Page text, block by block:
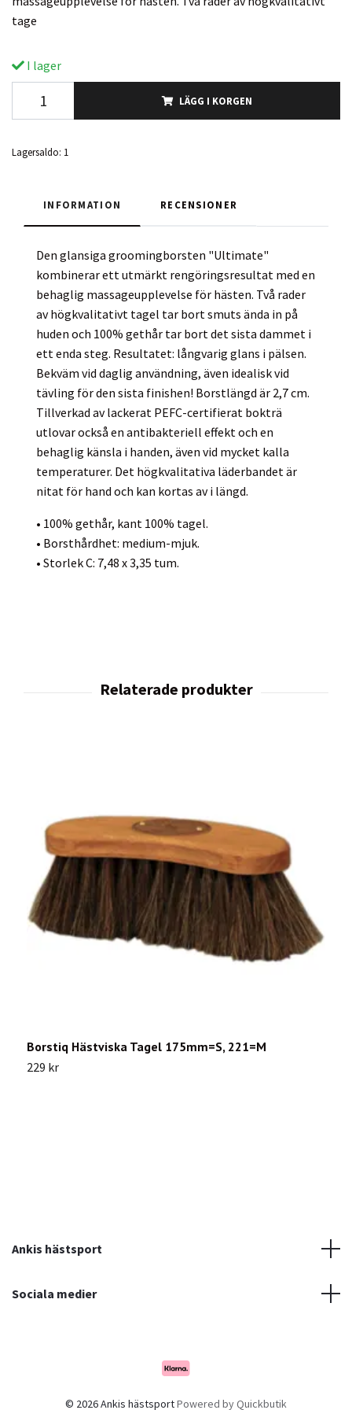
tage
I lager
LÄGG I KORGEN
Lagersaldo: 1
INFORMATION RECENSIONER
Den glansiga groomingborsten "Ultimate"
kombinerar ett utmärkt rengöringsresultat med en
behaglig massageupplevelse för hästen. Två rader
av högkvalitativt tagel tar bort smuts ända in på
huden och 100% gethår tar bort det sista dammet i
ett enda steg. Resultatet: långvarig glans i pälsen.
Bekväm vid daglig användning, även idealisk vid
tävling för den sista finishen! Borstlängd är 2,7 cm.
Tillverkad av lackerat PEFC-certifierat bokträ
utlovar också en antibakteriell effekt och en
behaglig känsla i handen, även vid mycket kalla
temperaturer. Det högkvalitativa läderbandet är
nitat för hand och kan kortas av i längd.
• 100% gethår, kant 100% tagel.
• Borsthårdhet: medium-mjuk.
• Storlek C: 7,48 x 3,35 tum.
Borstiq Hästviska Tagel 175mm=S, 221=M
229 kr
Ankis hästsport
Sociala medier
© 2026 Ankis hästsportPowered by Quickbutik